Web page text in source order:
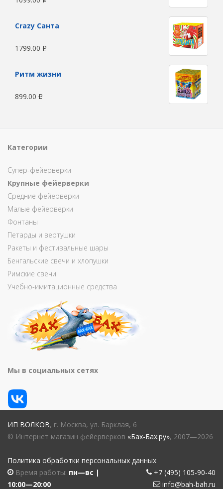
Сrazy Санта
1799.00 Р
Ритм жизни
899.00 Р
Категории
Супер-фейерверки
Крупные фейерверки
Средние фейерверки
Малые фейерверки
Фонтаны
Петарды и вертушки
Ракеты и фестивальные шары
Бенгальские свечи и хлопушки
Римские свечи
Учебно-имитационные средства
Мы в социальных сетях
ИП ВОЛКОВ, г. Москва, ул. Барклая, 6
© Интернет магазин фейерверков «Бах-Бах.ру», 2007—2026
Политика обработки персональных данных
Время работы: пн—вс |
10:00—20:00
+7 (495) 105-90-40
info@bah-bah.ru